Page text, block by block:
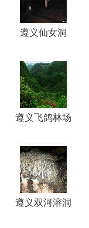
遵义仙女洞
遵义飞鸽林场
遵义双河溶洞